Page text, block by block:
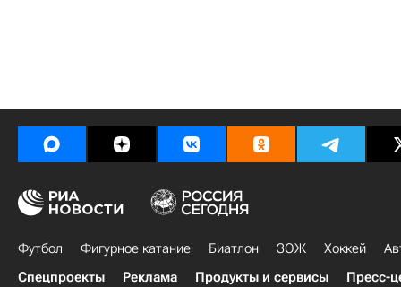
Футбол Фигурное катание Биатлон ЗОЖ Хоккей
Спецпроекты
Реклама Продукты и сервисы Пресс-